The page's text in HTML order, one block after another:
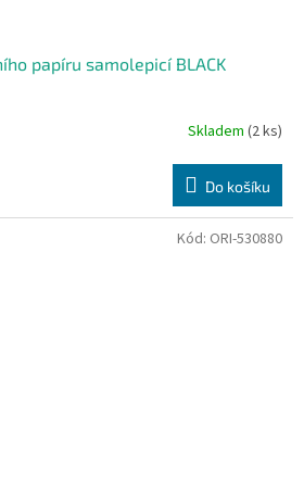
papíru samolepicí BLACK
Skladem (2 ks)
Do košíku
Kód: ORI-530880